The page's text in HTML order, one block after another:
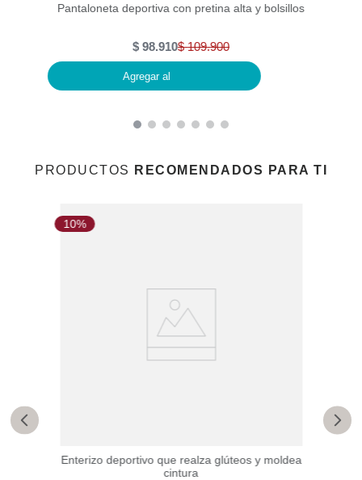
Pantaloneta deportiva con pretina alta y bolsillos
$ 109.900
$ 98.910
Agregar al
PRODUCTOS RECOMENDADOS PARA TI
10%
Enterizo deportivo que realza glúteos y moldea
cintura